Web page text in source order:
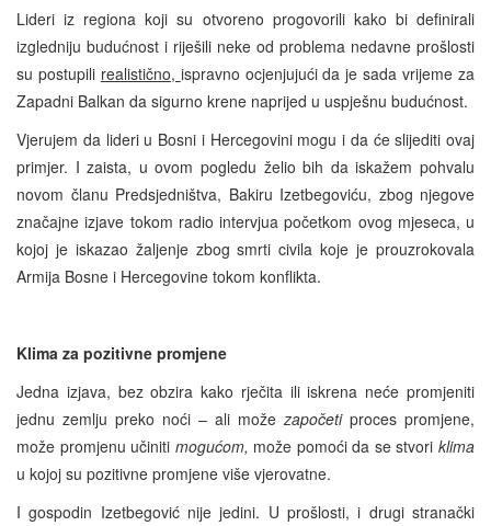
Lideri iz regiona koji su otvoreno progovorili kako bi definirali
izgledniju budućnost i riješili neke od problema nedavne prošlosti
su postupili realistično, ispravno ocjenjujući da je sada vrijeme za
Zapadni Balkan da sigurno krene naprijed u uspješnu budućnost.
Vjerujem da lideri u Bosni i Hercegovini mogu i da će slijediti ovaj
primjer. I zaista, u ovom pogledu želio bih da iskažem pohvalu
novom članu Predsjedništva, Bakiru Izetbegoviću, zbog njegove
značajne izjave tokom radio intervjua početkom ovog mjeseca, u
kojoj je iskazao žaljenje zbog smrti civila koje je prouzrokovala
Armija Bosne i Hercegovine tokom konflikta.
Klima za pozitivne promjene
Jedna izjava, bez obzira kako rječita ili iskrena neće promjeniti
jednu zemlju preko noći – ali može započeti proces promjene,
može promjenu učiniti mogućom, može pomoći da se stvoriklima
u kojoj su pozitivne promjene više vjerovatne.
I gospodin Izetbegović nije jedini. U prošlosti, i drugi stranački